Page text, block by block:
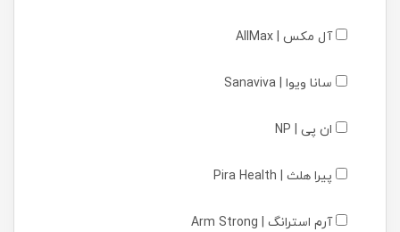
آل مکس | AllMax
سانا ویوا | Sanaviva
ان پی | NP
پیرا هلث | Pira Health
آرم استرانگ | Arm Strong